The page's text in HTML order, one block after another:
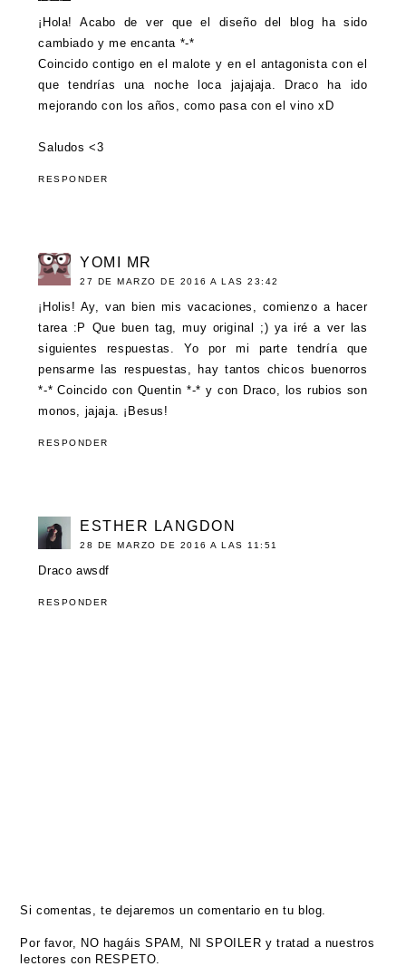
¡Hola! Acabo de ver que el diseño del blog ha sido
cambiado y me encanta *-*
Coincido contigo en el malote y en el antagonista con el
que tendrías una noche loca jajajaja. Draco ha ido
mejorando con los años, como pasa con el vino xD
Saludos <3
RESPONDER
YOMI MR
27 DE MARZO DE 2016 A LAS 23:42
¡Holis! Ay, van bien mis vacaciones, comienzo a hacer
tarea :P Que buen tag, muy original ;) ya iré a ver las
siguientes respuestas. Yo por mi parte tendría que
pensarme las respuestas, hay tantos chicos buenorros
*-* Coincido con Quentin *-* y con Draco, los rubios son
monos, jajaja. ¡Besus!
RESPONDER
ESTHER LANGDON
28 DE MARZO DE 2016 A LAS 11:51
Draco awsdf
RESPONDER
Si comentas, te dejaremos un comentario en tu blog.
Por favor, NO hagáis SPAM, NI SPOILER y tratad a nuestros
lectores con RESPETO.